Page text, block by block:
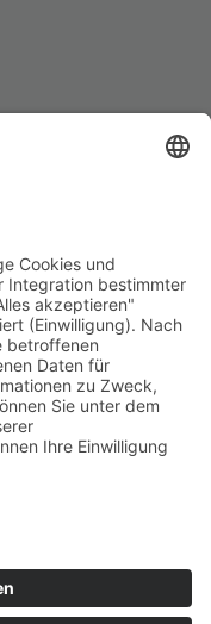
bisherigen Preis in